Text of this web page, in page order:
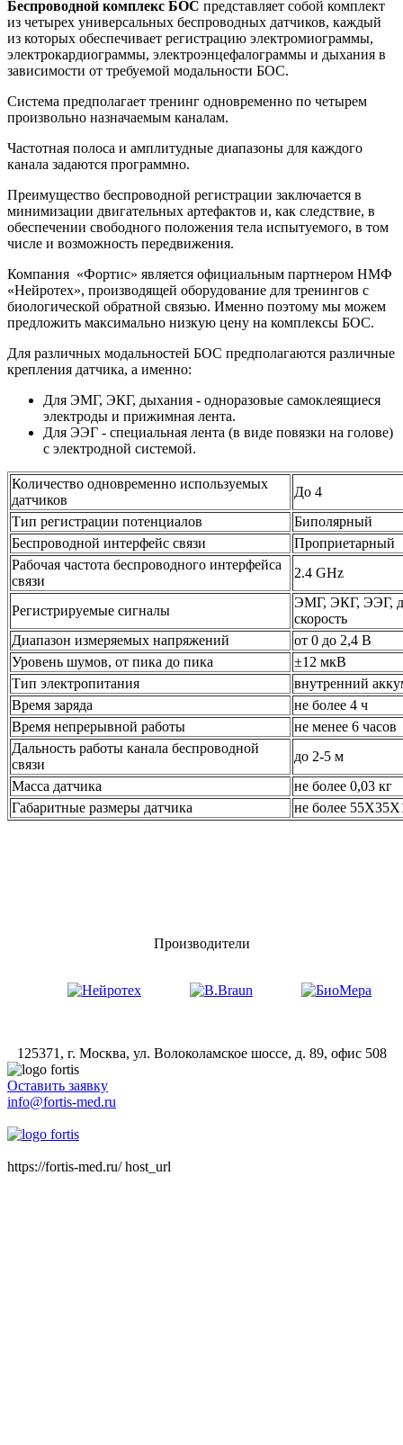
Беспроводной комплекс БОС представляет собой комплект
из четырех универсальных беспроводных датчиков, каждый
из которых обеспечивает регистрацию электромиограммы,
электрокардиограммы, электроэнцефалограммы и дыхания в
зависимости от требуемой модальности БОС.
Система предполагает тренинг одновременно по четырем
произвольно назначаемым каналам.
Частотная полоса и амплитудные диапазоны для каждого
канала задаются программно.
Преимущество беспроводной регистрации заключается в
минимизации двигательных артефактов и, как следствие, в
обеспечении свободного положения тела испытуемого, в том
числе и возможность передвижения.
Компания «Фортис» является официальным партнером НМФ
«Нейротех», производящей оборудование для тренингов с
биологической обратной связью. Именно поэтому мы можем
предложить максимально низкую цену на комплексы БОС.
Для различных модальностей БОС предполагаются различные
крепления датчика, а именно:
Для ЭМГ, ЭКГ, дыхания - одноразовые самоклеящиеся
электроды и прижимная лента.
Для ЭЭГ - специальная лента (в виде повязки на голове)
с электродной системой.
Количество одновременно используемых
датчиков
До 4
Тип регистрации потенциалов
Биполярный
Беспроводной интерфейс связи
Проприетарный
Рабочая частота беспроводного интерфейса
связи
2.4 GHz
Регистрируемые сигналы
ЭМГ, ЭКГ, ЭЭГ,
скорость
Диапазон измеряемых напряжений
от 0 до 2,4 В
Уровень шумов, от пика до пика
±12 мкВ
Тип электропитания
внутренний
Время заряда
не более 4 ч
Время непрерывной работы
не менее 6 часов
Дальность работы канала беспроводной
связи
до 2-5 м
Масса датчика
не более 0,03 кг
Габаритные размеры датчика
не более
Производители
125371, г. Москва, ул. Волоколамское шоссе, д. 89, офис 508
Оставить заявку
info@fortis-med.ru
https://fortis-med.ru/ host_url